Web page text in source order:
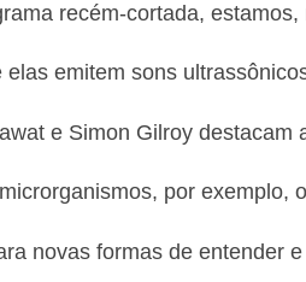
recém-cortada,
emitem sons
e Simon Gilroy
por exemplo,
novas formas de entender